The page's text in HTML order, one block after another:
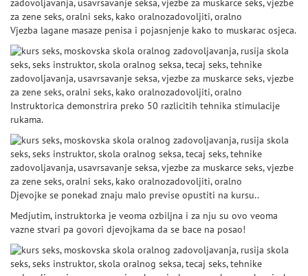
Vjezba lagane masaze penisa i pojasnjenje kako to muskarac osjeca.
Instruktorica demonstrira preko 50 razlicitih tehnika stimulacije
rukama.
Djevojke se ponekad znaju malo previse opustiti na kursu..
Medjutim, instruktorka je veoma ozbiljna i za nju su ovo veoma
vazne stvari pa govori djevojkama da se bace na posao!